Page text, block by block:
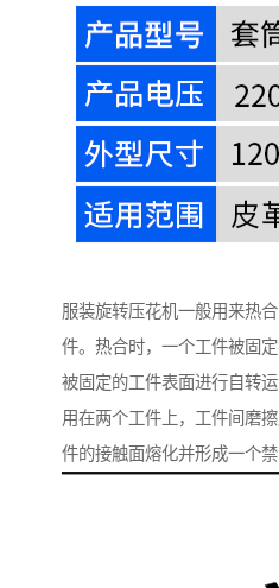
服装旋转压花机一般用来热
件。热合时，一个工件被固
被固定的工件表面进行自转
用在两个工件上，工件间磨
件的接触面熔化并形成一个禁